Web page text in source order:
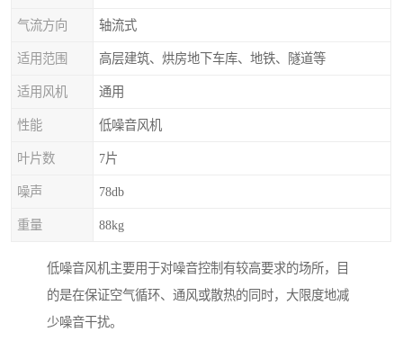
气流方向 轴流式
适用范围 高层建筑、烘房地下车库、地铁、隧道等
适用风机 通用
性能 低噪音风机
叶片数 7片
噪声 78db
重量 88kg
低噪音风机主要用于对噪音控制有较高要求的场所，目
的是在保证空气循环、通风或散热的同时，大限度地减
少噪音干扰。